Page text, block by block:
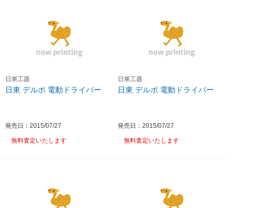
日東工器
日東 デルボ 電動ドライバー
発売日：2015/07/27
無料査定いたします
日東工器
日東 デルボ 電動ドライバー
発売日：2015/07/27
無料査定いたします